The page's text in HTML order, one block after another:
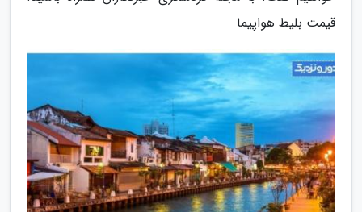
قیمت بلیط هواپیما